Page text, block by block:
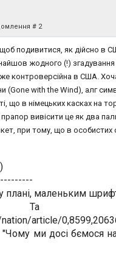
# 2
, щоб подивитися, як дійсно в
жодного (!)
контроверсійна в США.
(Gone with the Wind), алг
що в німецьких касках на
вивісити це як два
при тому, що в особистих
плані, маленьким
article/
ми досі бємося